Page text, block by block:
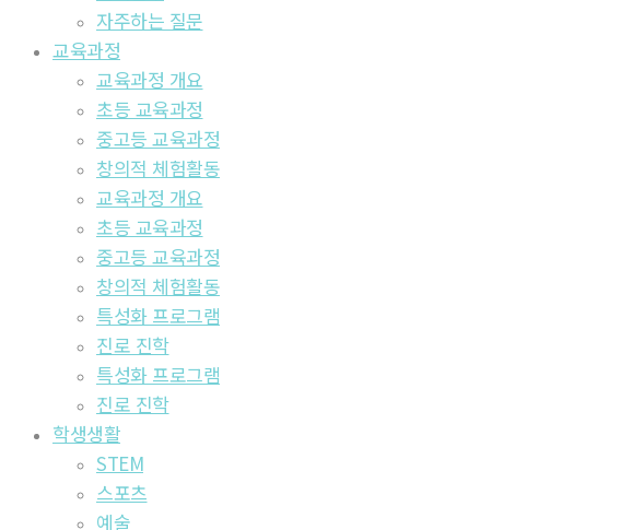
자주하는 질문
교육과정
교육과정 개요
초등 교육과정
중고등 교육과정
창의적 체험활동
교육과정 개요
초등 교육과정
중고등 교육과정
창의적 체험활동
특성화 프로그램
진로 진학
특성화 프로그램
진로 진학
학생생활
STEM
스포츠
예술